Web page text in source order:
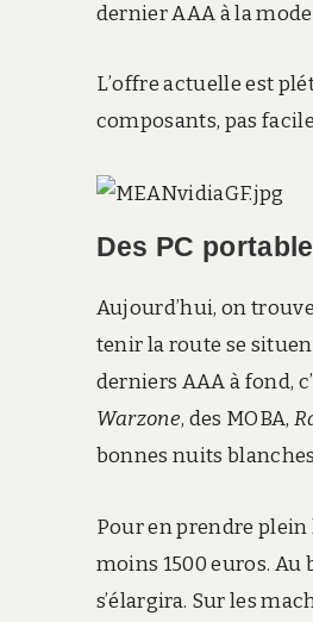
dernier AAA à la
L’offre actuelle est
composants, pas
Des PC
Aujourd’hui, on
tenir la route se
derniers AAA à fond,
Warzone, des MOBA,
bonnes nuits
Pour en prendre
moins 1500 euros.
s’élargira. Sur les